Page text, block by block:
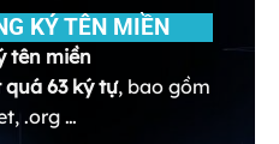
KÝ TÊN MIỀN
tên miền
63 ký tự, bao gồm
.org …